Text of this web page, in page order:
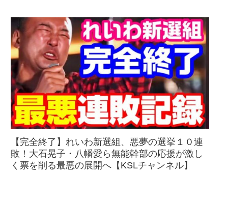
【完全終了】れいわ新選組、悪夢の選挙１０連
敗！大石晃子・八幡愛ら無能幹部の応援が激し
く票を削る最悪の展開へ【KSLチャンネル】